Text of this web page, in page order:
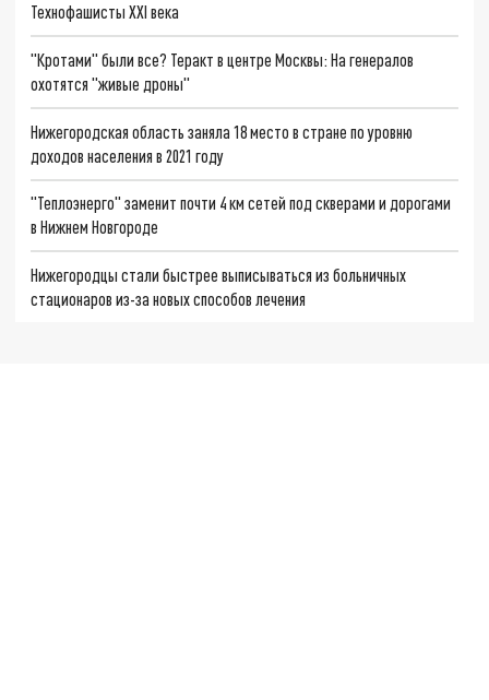
Технофашисты XXI века
"Кротами" были все? Теракт в центре Москвы: На генералов
охотятся "живые дроны"
Нижегородская область заняла 18 место в стране по уровню
доходов населения в 2021 году
"Теплоэнерго" заменит почти 4 км сетей под скверами и дорогами
в Нижнем Новгороде
Нижегородцы стали быстрее выписываться из больничных
стационаров из-за новых способов лечения